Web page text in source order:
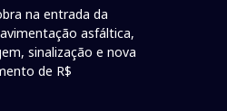
na entrada da
asfáltica,
sinalização e nova
de R$